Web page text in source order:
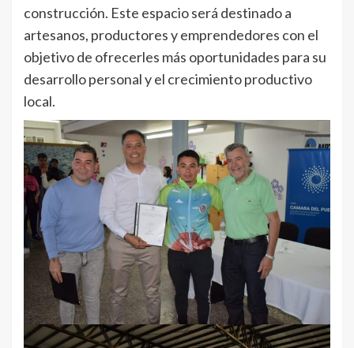
construcción. Este espacio será destinado a
artesanos, productores y emprendedores con el
objetivo de ofrecerles más oportunidades para su
desarrollo personal y el crecimiento productivo
local.